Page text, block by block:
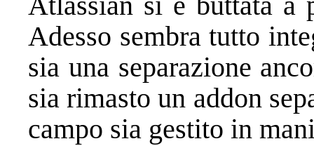
Adesso sembra tutto
sia una separazione
sia rimasto un addon
campo sia gestito in